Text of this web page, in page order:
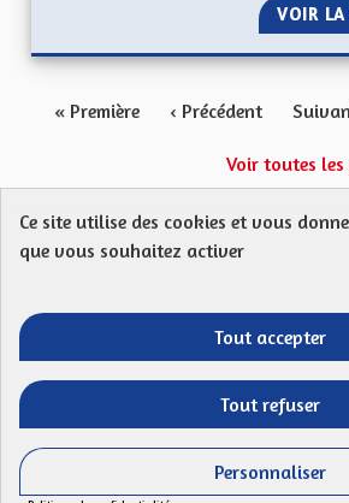
VOIR LA
« Première ‹ Précédent
Voir toutes
Protection des Données
Télécharger les fichiers
Entre vos mains -
Entre vos
Entre
(Lien externe)
Ce site utilise des cookies et vous
que vous souhaitez activer
Tout accepter
Tout refuser
Personnaliser